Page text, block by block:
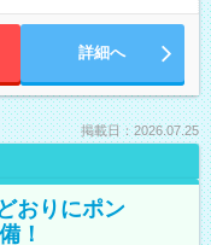
詳細へ
掲載日：2026.07.25
おりにポン
！